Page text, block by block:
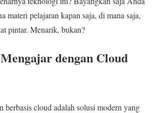
materi pelajaran kapan saja, di mana saja,
pintar. Menarik, bukan?
dengan Cloud
berbasis cloud adalah solusi modern yang